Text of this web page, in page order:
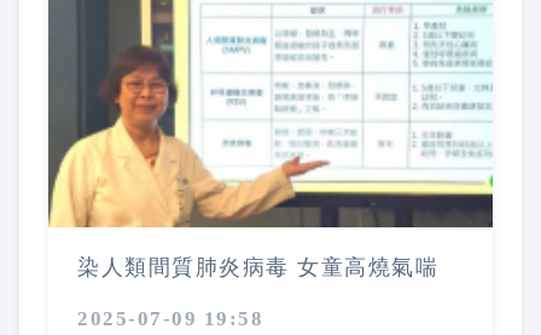
染人類間質肺炎病毒 女童高燒氣喘
2025-07-09 19:58